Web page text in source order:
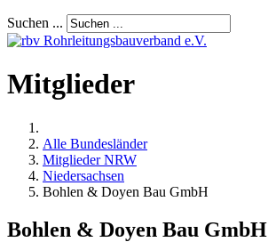
Suchen ...
Mitglieder
Alle Bundesländer
Mitglieder NRW
Niedersachsen
Bohlen & Doyen Bau GmbH
Bohlen & Doyen Bau GmbH